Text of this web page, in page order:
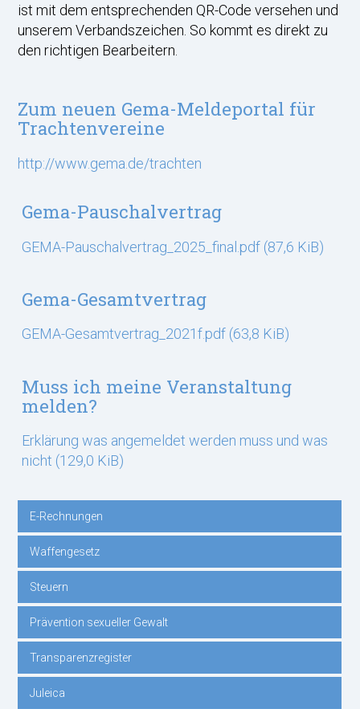
ist mit dem entsprechenden QR-Code versehen und
unserem Verbandszeichen. So kommt es direkt zu
den richtigen Bearbeitern.
Zum neuen Gema-Meldeportal für
Trachtenvereine
http://www.gema.de/trachten
Gema-Pauschalvertrag
GEMA-Pauschalvertrag_2025_final.pdf (87,6 KiB)
Gema-Gesamtvertrag
GEMA-Gesamtvertrag_2021f.pdf (63,8 KiB)
Muss ich meine Veranstaltung
melden?
Erklärung was angemeldet werden muss und was
nicht (129,0 KiB)
Navigation
überspringen
E-Rechnungen
Waffengesetz
Steuern
Prävention sexueller Gewalt
Transparenzregister
Juleica